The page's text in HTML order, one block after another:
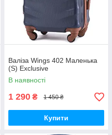
Валіза Wings 402 Маленька
(S) Exclusive
В наявності
1 290 ₴ 1 450 ₴
Купити